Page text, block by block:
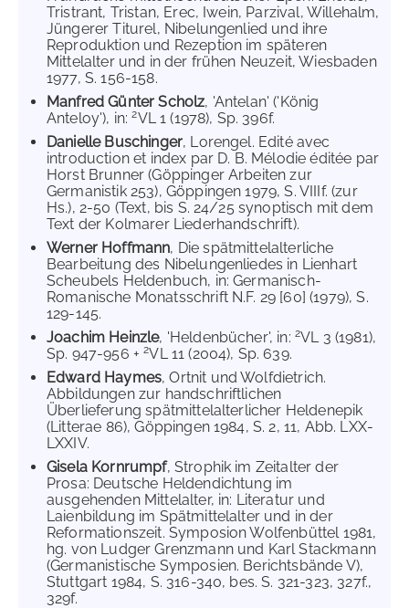
Tristrant, Tristan, Erec, Iwein, Parzival, Willehalm,
Jüngerer Titurel, Nibelungenlied und ihre
Reproduktion und Rezeption im späteren
Mittelalter und in der frühen Neuzeit, Wiesbaden
1977, S. 156-158.
Manfred Günter Scholz, 'Antelan' ('König
Anteloy'), in:2VL 1 (1978), Sp. 396f.
Danielle Buschinger, Lorengel. Edité avec
introduction et index par D. B. Mélodie éditée par
Horst Brunner (Göppinger Arbeiten zur
Germanistik 253), Göppingen 1979, S. VIIIf. (zur
Hs.), 2-50 (Text, bis S. 24/25 synoptisch mit dem
Text der Kolmarer Liederhandschrift).
Werner Hoffmann, Die spätmittelalterliche
Bearbeitung des Nibelungenliedes in Lienhart
Scheubels Heldenbuch, in: Germanisch-
Romanische Monatsschrift N.F. 29 [60] (1979), S.
129-145.
Joachim Heinzle, 'Heldenbücher', in: 2VL 3 (1981),
Sp. 947-956 +2VL 11 (2004), Sp. 639.
Edward Haymes, Ortnit und Wolfdietrich.
Abbildungen zur handschriftlichen
Überlieferung spätmittelalterlicher Heldenepik
(Litterae 86), Göppingen 1984, S. 2, 11, Abb. LXX-
LXXIV.
Gisela Kornrumpf, Strophik im Zeitalter der
Prosa: Deutsche Heldendichtung im
ausgehenden Mittelalter, in: Literatur und
Laienbildung im Spätmittelalter und in der
Reformationszeit. Symposion Wolfenbüttel 1981,
hg. von Ludger Grenzmann und Karl Stackmann
(Germanistische Symposien. Berichtsbände V),
Stuttgart 1984, S. 316-340, bes. S. 321-323, 327f.,
329f.